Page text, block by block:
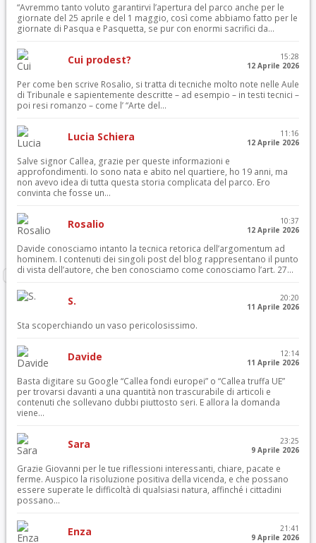
“Avremmo tanto voluto garantirvi l’apertura del parco anche per le
giornate del 25 aprile e del 1 maggio, così come abbiamo fatto per le
giornate di Pasqua e Pasquetta, se pur con enormi sacrifici da...
Cui prodest?
15:28
12 Aprile 2026
Per come ben scrive Rosalio, si tratta di tecniche molto note nelle Aule
di Tribunale e sapientemente descritte – ad esempio – in testi tecnici –
poi resi romanzo – come l’ “Arte del...
Lucia Schiera
11:16
12 Aprile 2026
Salve signor Callea, grazie per queste informazioni e
approfondimenti. Io sono nata e abito nel quartiere, ho 19 anni, ma
non avevo idea di tutta questa storia complicata del parco. Ero
convinta che fosse un...
Rosalio
10:37
12 Aprile 2026
Davide conosciamo intanto la tecnica retorica dell’argomentum ad
hominem. I contenuti dei singoli post del blog rappresentano il punto
di vista dell’autore, che ben conosciamo come conosciamo l’art. 27...
S.
20:20
11 Aprile 2026
Sta scoperchiando un vaso pericolosissimo.
Davide
12:14
11 Aprile 2026
Basta digitare su Google “Callea fondi europei” o “Callea truffa UE”
per trovarsi davanti a una quantità non trascurabile di articoli e
contenuti che sollevano dubbi piuttosto seri. E allora la domanda
viene...
Sara
23:25
9 Aprile 2026
Grazie Giovanni per le tue riflessioni interessanti, chiare, pacate e
ferme. Auspico la risoluzione positiva della vicenda, e che possano
essere superate le difficoltà di qualsiasi natura, affinché i cittadini
possano...
Enza
21:41
9 Aprile 2026